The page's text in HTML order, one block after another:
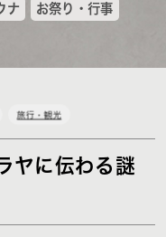
ナ お祭り・行事
旅行・観光
ヤに伝わる謎